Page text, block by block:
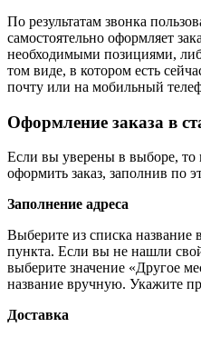
По результатам звонка
самостоятельно оформляет
необходимыми позициями,
том виде, в котором есть
почту или на мобильный
Оформление заказа в
Если вы уверены в выборе, то
оформить заказ, заполнив по
Заполнение адреса
Выберите из списка название
пункта. Если вы не нашли
выберите значение «Другое
название вручную. Укажите
Доставка